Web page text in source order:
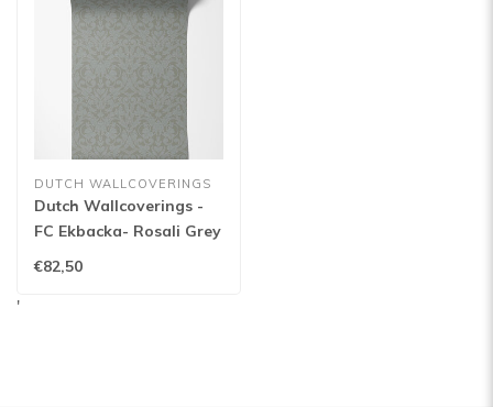
DUTCH WALLCOVERINGS
Dutch Wallcoverings -
FC Ekbacka- Rosali Grey
- 14006
€82,50
'